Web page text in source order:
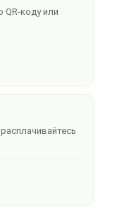
QR-коду или